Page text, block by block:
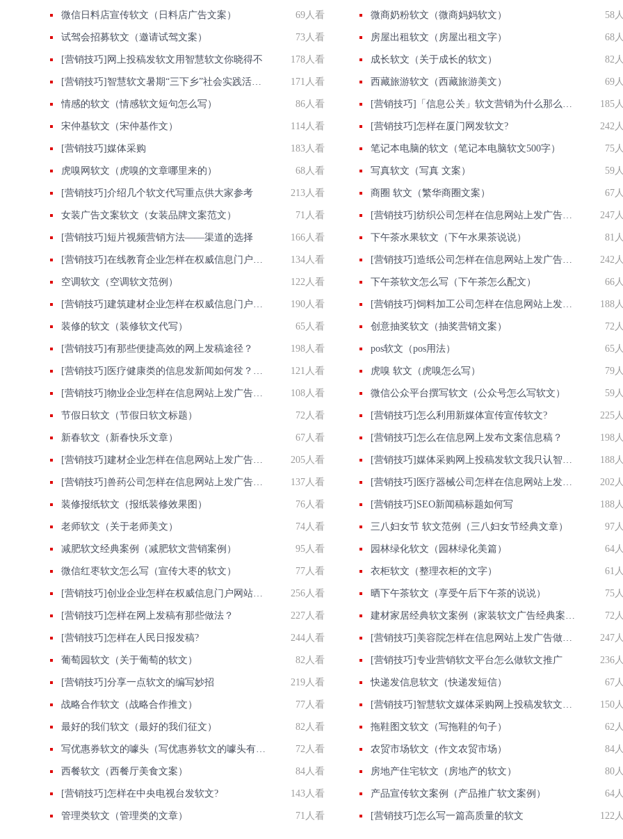
微信日料店宣传软文（日料店广告文案） 69人看 微商奶粉软文（微商妈妈软文） 58
试驾会招募软文（邀请试驾文案） 73人看 房屋出租软文（房屋出租文字） 68
[营销技巧]网上投稿发软文用智慧软文你晓得不 178人看 成长软文（关于成长的软文） 82
[营销技巧]智慧软文暑期“三下乡”社会实践活动推广稿件投递平台 171人看 西藏旅游软文（西藏旅游美文） 69
情感的软文（情感软文短句怎么写） 86人看 [营销技巧]「信息公关」软文营销为什么那么由公司青睐?信息的优点? 185
宋仲基软文（宋仲基作文） 114人看 [营销技巧]怎样在厦门网发软文? 242
[营销技巧]媒体采购 183人看 笔记本电脑的软文（笔记本电脑软文500字） 75
虎嗅网软文（虎嗅的文章哪里来的） 68人看 写真软文（写真 文案） 59
[营销技巧]介绍几个软文代写重点供大家参考 213人看 商圈 软文（繁华商圈文案） 67
女装广告文案软文（女装品牌文案范文） 71人看 [营销技巧]纺织公司怎样在信息网站上发广告做推广提高产品知名度呢 247
[营销技巧]短片视频营销方法——渠道的选择 166人看 下午茶水果软文（下午水果茶说说） 81
[营销技巧]在线教育企业怎样在权威信息门户网站发稿? 134人看 [营销技巧]造纸公司怎样在信息网站上发广告做推广提高产品知名度呢 242
空调软文（空调软文范例） 122人看 下午茶软文怎么写（下午茶怎么配文） 66
[营销技巧]建筑建材企业怎样在权威信息门户网站发稿? 190人看 [营销技巧]饲料加工公司怎样在信息网站上发广告做推广提高产品知名度呢 188
装修的软文（装修软文代写） 65人看 创意抽奖软文（抽奖营销文案） 72
[营销技巧]有那些便捷高效的网上发稿途径？ 198人看 pos软文（pos用法） 65
[营销技巧]医疗健康类的信息发新闻如何发？要注意什么？ 121人看 虎嗅 软文（虎嗅怎么写） 79
[营销技巧]物业企业怎样在信息网站上发广告做推广提高产品知名度呢 108人看 微信公众平台撰写软文（公众号怎么写软文） 59
节假日软文（节假日软文标题） 72人看 [营销技巧]怎么利用新媒体宣传宣传软文? 225
新春软文（新春快乐文章） 67人看 [营销技巧]怎么在信息网上发布文案信息稿？ 198
[营销技巧]建材企业怎样在信息网站上发广告做推广提高产品知名度呢 205人看 [营销技巧]媒体采购网上投稿发软文我只认智慧软文直发网批发价发新闻收录好 188
[营销技巧]兽药公司怎样在信息网站上发广告做推广提高产品知名度呢 137人看 [营销技巧]医疗器械公司怎样在信息网站上发广告做推广提高产品知名度呢 202
装修报纸软文（报纸装修效果图） 76人看 [营销技巧]SEO新闻稿标题如何写 188
老师软文（关于老师美文） 74人看 三八妇女节 软文范例（三八妇女节经典文章） 97
减肥软文经典案例（减肥软文营销案例） 95人看 园林绿化软文（园林绿化美篇） 64
微信红枣软文怎么写（宣传大枣的软文） 77人看 衣柜软文（整理衣柜的文字） 61
[营销技巧]创业企业怎样在权威信息门户网站发稿? 256人看 晒下午茶软文（享受午后下午茶的说说） 75
[营销技巧]怎样在网上发稿有那些做法？ 227人看 建材家居经典软文案例（家装软文广告经典案例） 72
[营销技巧]怎样在人民日报发稿? 244人看 [营销技巧]美容院怎样在信息网站上发广告做推广提高产品知名度呢 247
葡萄园软文（关于葡萄的软文） 82人看 [营销技巧]专业营销软文平台怎么做软文推广 236
[营销技巧]分享一点软文的编写妙招 219人看 快递发信息软文（快递发短信） 67
战略合作软文（战略合作推文） 77人看 [营销技巧]智慧软文媒体采购网上投稿发软文低价无需代理费媒体采购好帮手 150
最好的我们软文（最好的我们征文） 82人看 拖鞋图文软文（写拖鞋的句子） 62
写优惠券软文的噱头（写优惠券软文的噱头有哪些） 72人看 农贸市场软文（作文农贸市场） 84
西餐软文（西餐厅美食文案） 84人看 房地产住宅软文（房地产的软文） 80
[营销技巧]怎样在中央电视台发软文? 143人看 产品宣传软文案例（产品推广软文案例） 64
管理类软文（管理类的文章） 71人看 [营销技巧]怎么写一篇高质量的软文 122